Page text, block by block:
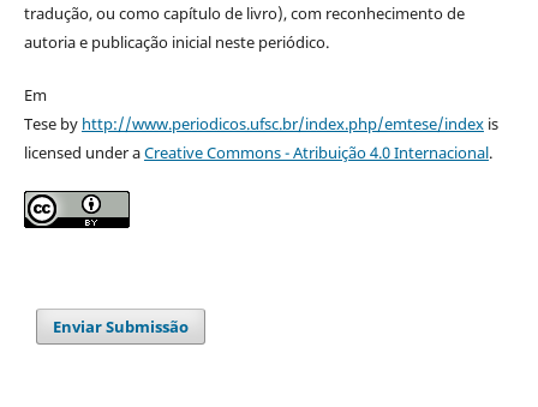
tradução, ou como capítulo de livro), com reconhecimento de
autoria e publicação inicial neste periódico.
Em
Tese by http://www.periodicos.ufsc.br/index.php/emtese/indexis
licensed under aCreative Commons - Atribuição 4.0 Internacional.
Enviar Submissão